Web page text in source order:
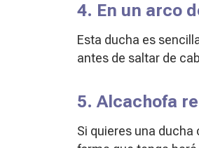
4. En un arco
Esta ducha es
antes de saltar de
5. Alcachofa
Si quieres una